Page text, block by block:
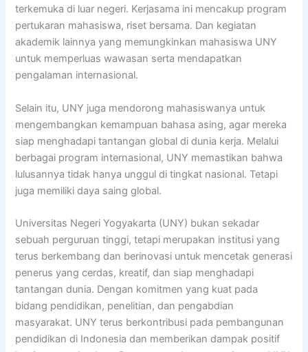
terkemuka di luar negeri. Kerjasama ini mencakup program
pertukaran mahasiswa, riset bersama. Dan kegiatan
akademik lainnya yang memungkinkan mahasiswa UNY
untuk memperluas wawasan serta mendapatkan
pengalaman internasional.
Selain itu, UNY juga mendorong mahasiswanya untuk
mengembangkan kemampuan bahasa asing, agar mereka
siap menghadapi tantangan global di dunia kerja. Melalui
berbagai program internasional, UNY memastikan bahwa
lulusannya tidak hanya unggul di tingkat nasional. Tetapi
juga memiliki daya saing global.
Universitas Negeri Yogyakarta (UNY) bukan sekadar
sebuah perguruan tinggi, tetapi merupakan institusi yang
terus berkembang dan berinovasi untuk mencetak generasi
penerus yang cerdas, kreatif, dan siap menghadapi
tantangan dunia. Dengan komitmen yang kuat pada
bidang pendidikan, penelitian, dan pengabdian
masyarakat. UNY terus berkontribusi pada pembangunan
pendidikan di Indonesia dan memberikan dampak positif